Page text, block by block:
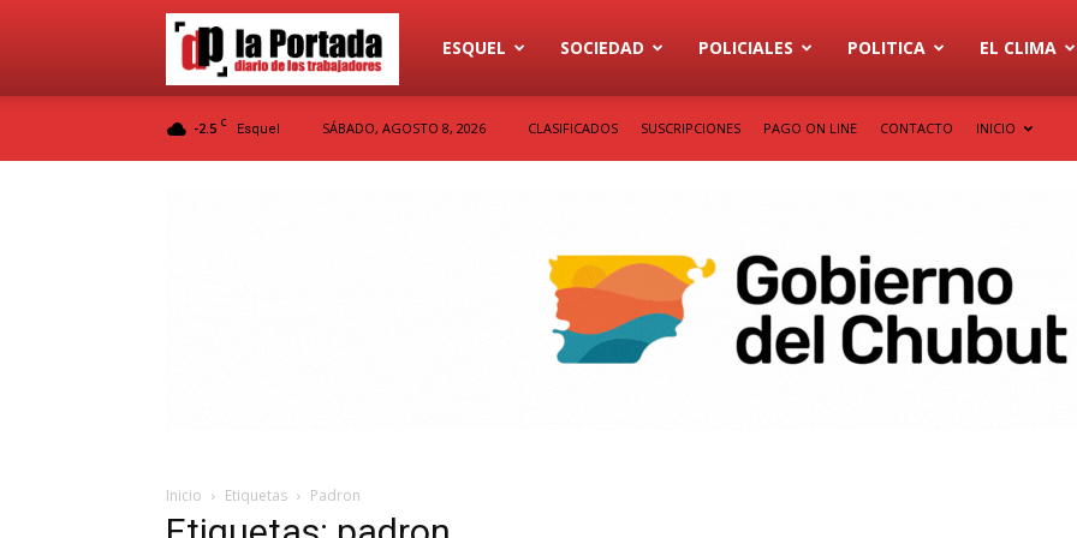
Diario
ESQUEL SOCIEDAD POLICIALES POLITICA EL CLIMA
-2.5 C Esquel SÁBADO, AGOSTO 8, 2026 CLASIFICADOS SUSCRIPCIONES PAGO ON LINE CONTACTO INICIO
Inicio Etiquetas Padron